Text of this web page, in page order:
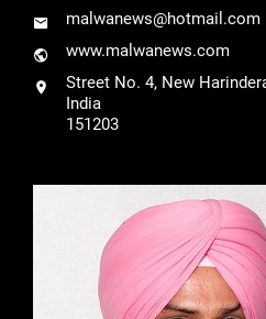
malwanews@hotmail.com
www.malwanews.com
Street No. 4, New
India
151203